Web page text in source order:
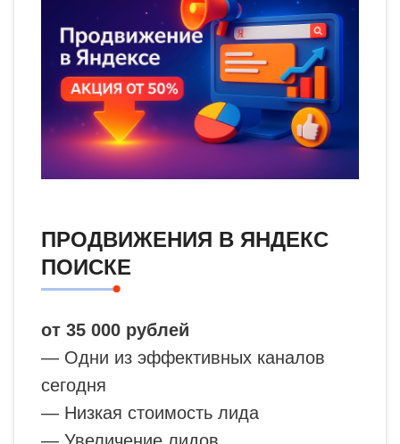
ПРОДВИЖЕНИЯ В ЯНДЕКС
ПОИСКЕ
от 35 000 рублей
— Одни из эффективных каналов
сегодня
— Низкая стоимость лида